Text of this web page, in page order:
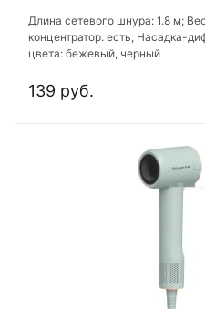
Длина сетевого шнура: 1.8 м;
концентратор: есть; Насадка-
цвета: бежевый, черный
139 руб.